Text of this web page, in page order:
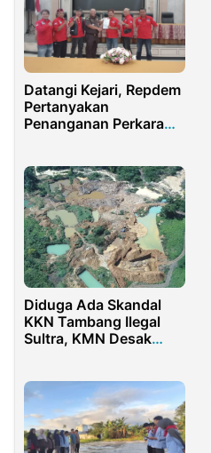
Datangi Kejari, Repdem
Pertanyakan
Penanganan Perkara
Diduga Ada Skandal
KKN Tambang Ilegal
Sultra, KMN Desak
Dandim Kolaka